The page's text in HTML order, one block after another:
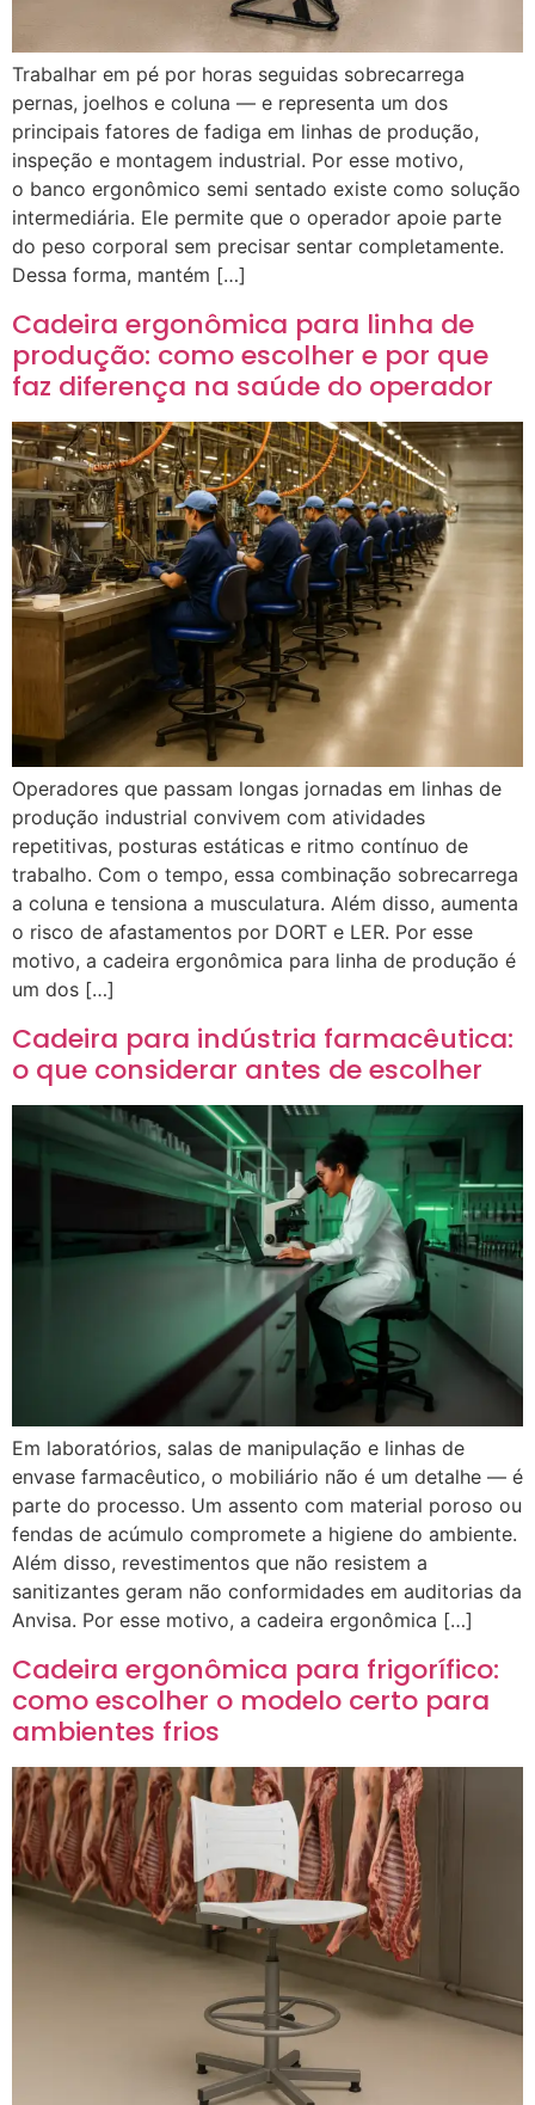
Trabalhar em pé por horas seguidas sobrecarrega
pernas, joelhos e coluna — e representa um dos
principais fatores de fadiga em linhas de produção,
inspeção e montagem industrial. Por esse motivo,
o banco ergonômico semi sentado existe como solução
intermediária. Ele permite que o operador apoie parte
do peso corporal sem precisar sentar completamente.
Dessa forma, mantém […]
Cadeira ergonômica para linha de
produção: como escolher e por que
faz diferença na saúde do operador
Operadores que passam longas jornadas em linhas de
produção industrial convivem com atividades
repetitivas, posturas estáticas e ritmo contínuo de
trabalho. Com o tempo, essa combinação sobrecarrega
a coluna e tensiona a musculatura. Além disso, aumenta
o risco de afastamentos por DORT e LER. Por esse
motivo, a cadeira ergonômica para linha de produção é
um dos […]
Cadeira para indústria farmacêutica:
o que considerar antes de escolher
Em laboratórios, salas de manipulação e linhas de
envase farmacêutico, o mobiliário não é um detalhe — é
parte do processo. Um assento com material poroso ou
fendas de acúmulo compromete a higiene do ambiente.
Além disso, revestimentos que não resistem a
sanitizantes geram não conformidades em auditorias da
Anvisa. Por esse motivo, a cadeira ergonômica […]
Cadeira ergonômica para frigorífico:
como escolher o modelo certo para
ambientes frios